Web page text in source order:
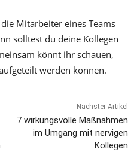
Mitarbeiter eines Teams
solltest du deine Kollegen
könnt ihr schauen,
werden können.
Nächster Artikel
7 wirkungsvolle Maßnahmen
im Umgang mit nervigen
Kollegen